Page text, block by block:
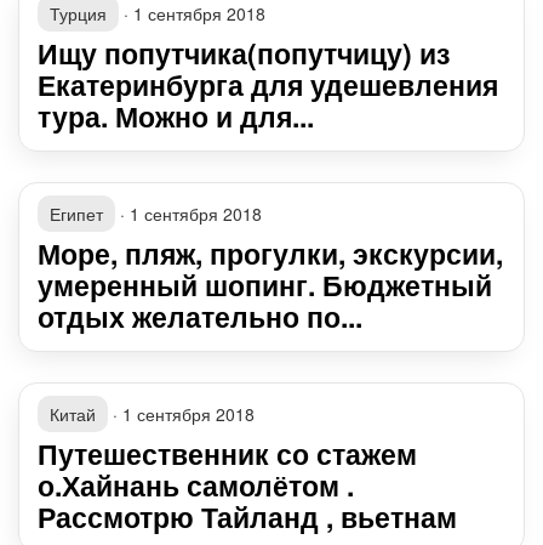
Турция · 1 сентября 2018
Ищу попутчика(попутчицу) из
Екатеринбурга для удешевления
тура. Можно и для...
Египет · 1 сентября 2018
Море, пляж, прогулки, экскурсии,
умеренный шопинг. Бюджетный
отдых желательно по...
Китай · 1 сентября 2018
Путешественник со стажем
о.Хайнань самолётом .
Рассмотрю Тайланд , вьетнам